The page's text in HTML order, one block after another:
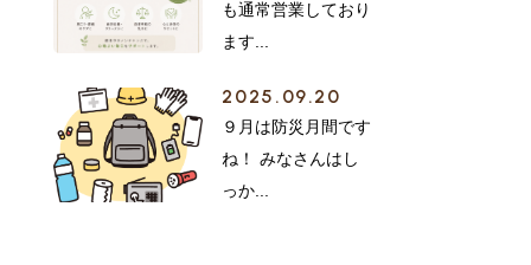
も通常営業しており
ます...
2025.09.20
９月は防災月間です
ね！ みなさんはし
っか...